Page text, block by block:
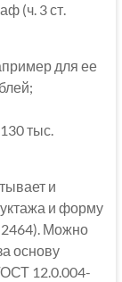
(ч. 3 ст.
для ее
тыс.
и
и форму
Можно
основу
12.0.004-